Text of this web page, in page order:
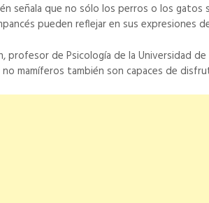
señala que no sólo los perros o los
pueden reflejar en sus expresiones
profesor de Psicología de la Universidad
no mamíferos también son capaces de